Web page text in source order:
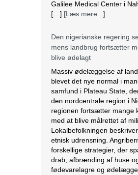
[…][Læs mere...]
mens landbrug fortsætter
blive ødelagt
Massiv ødelæggelse af
blevet det nye normal i
samfund i Plateau State,
den nordcentrale region i
regionen fortsætter mange
med at blive målrettet af
Lokalbefolkningen beskriver
etnisk udrensning.
forskellige strategier, der
drab, afbrænding af huse
fødevarelagre og
[Læs mere...]